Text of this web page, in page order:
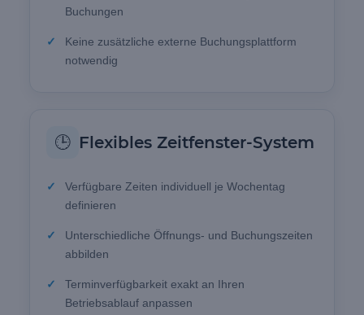
Buchungen
Keine zusätzliche externe Buchungsplattform
notwendig
🕒 Flexibles Zeitfenster-System
Verfügbare Zeiten individuell je Wochentag
definieren
Unterschiedliche Öffnungs- und Buchungszeiten
abbilden
Terminverfügbarkeit exakt an Ihren
Betriebsablauf anpassen